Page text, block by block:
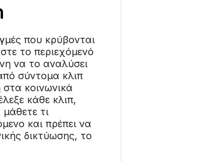
που κρύβονται
το περιεχόμενό
να το αναλύσει
σύντομα κλιπ
κοινωνικά
κάθε κλιπ,
τι
και πρέπει να
δικτύωσης, το